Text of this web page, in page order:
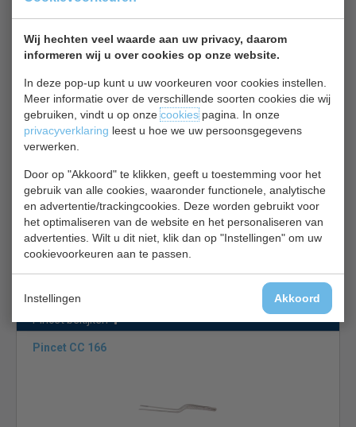
Wij hechten veel waarde aan uw privacy, daarom
informeren wij u over cookies op onze website.
In deze pop-up kunt u uw voorkeuren voor cookies instellen.
Meer informatie over de verschillende soorten cookies die wij
gebruiken, vindt u op onzecookiespagina. In onze
privacyverklaring leest u hoe we uw persoonsgegevens
verwerken.
Door op "Akkoord" te klikken, geeft u toestemming voor het
gebruik van alle cookies, waaronder functionele, analytische
en advertentie/trackingcookies. Deze worden gebruikt voor
het optimaliseren van de website en het personaliseren van
advertenties. Wilt u dit niet, klik dan op "Instellingen" om uw
cookievoorkeuren aan te passen.
Instellingen Akkoord
Pincet | Ronde punt | Lengte 30 cm
€ 16,90
€ 16,00
Pincet bekijken
Pincet CC 165
€ 16,00
Pincet bekijken
Pincet CC 166